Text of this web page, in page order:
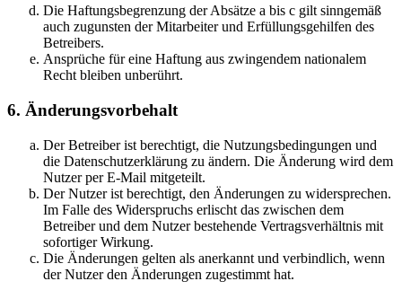
Die Haftungsbegrenzung der Absätze a bis c gilt sinngemäß
auch zugunsten der Mitarbeiter und Erfüllungsgehilfen des
Betreibers.
Ansprüche für eine Haftung aus zwingendem nationalem
Recht bleiben unberührt.
6. Änderungsvorbehalt
Der Betreiber ist berechtigt, die Nutzungsbedingungen und
die Datenschutzerklärung zu ändern. Die Änderung wird dem
Nutzer per E-Mail mitgeteilt.
Der Nutzer ist berechtigt, den Änderungen zu widersprechen.
Im Falle des Widerspruchs erlischt das zwischen dem
Betreiber und dem Nutzer bestehende Vertragsverhältnis mit
sofortiger Wirkung.
Die Änderungen gelten als anerkannt und verbindlich, wenn
der Nutzer den Änderungen zugestimmt hat.